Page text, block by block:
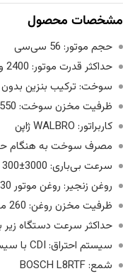
مشخصات محصول
حجم موتور: 56 سی‌سی
حداکثر قدرت موتور: 2400 وات
سوخت: ترکیب بنزین بدون
ظرفیت مخزن سوخت: 550 میلی‌لیتر
کاربراتور: WALBRO ژاپن
مصرف سوخت به هنگام حداکثر قدرت
سرعت بی‌باری: 3000±300 دور در دقیقه
روغن زنجیر: روغن موتور SAE#10W-30
ظرفیت مخزن روغن: 260 میلی‌لیتر
حداکثر سرعت دستگاه زیر بار: 1100 دور در
سیستم احتراق: CDI‌ با سیستم زمانبندی پیشرفته
شمع: BOSCH L8RTF